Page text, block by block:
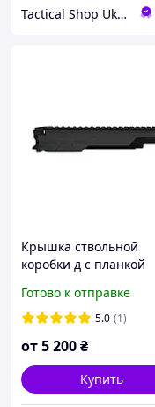
Tactical Shop Ukraine
Крышка ствольной
коробки д с планкой
Анодування чорний
(Anodizing black)
Готово к отправке
5.0 (1)
от5 200₴
Купить